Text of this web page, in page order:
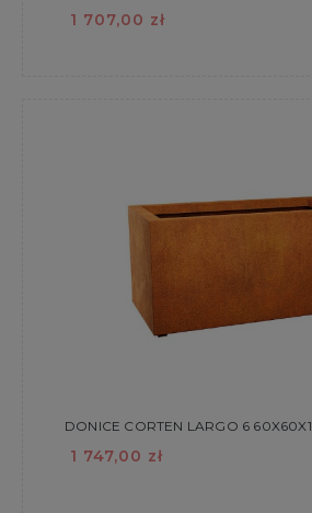
1 707,00 zł
DONICE CORTEN LARGO 6
1 747,00 zł